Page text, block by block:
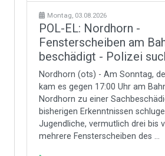
Montag, 03.08.2026
POL-EL: Nordhorn -
Fensterscheiben am
beschädigt - Polizei
Nordhorn (ots) - Am Sonntag,
kam es gegen 17:00 Uhr am
Nordhorn zu einer
bisherigen Erkenntnissen
Jugendliche, vermutlich drei bis
mehrere Fensterscheiben des ...